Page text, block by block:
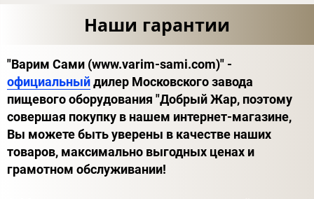
Наши гарантии
"Варим Сами (www.varim-sami.com)" -
официальныйдилер Московского завода
пищевого оборудования "Добрый Жар, поэтому
совершая покупку в нашем интернет-магазине,
Вы можете быть уверены в качестве наших
товаров, максимально выгодных ценах и
грамотном обслуживании!